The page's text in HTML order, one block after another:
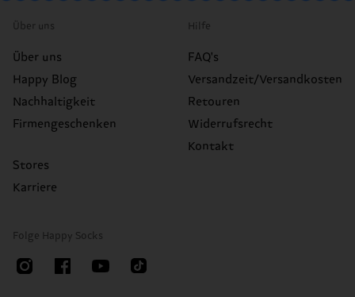
Über uns
Über uns
Happy Blog
Nachhaltigkeit
Firmengeschenken
Stores
Karriere
Hilfe
FAQ's
Versandzeit/Versandkosten
Retouren
Widerrufsrecht
Kontakt
Folge Happy Socks